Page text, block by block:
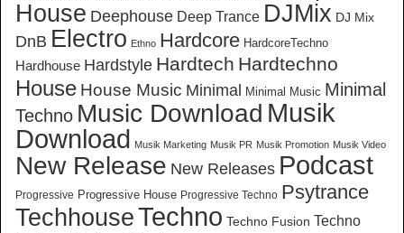
House Deephouse Deep Trance DJMix DJ Mix
DnB Electro Ethno Hardcore HardcoreTechno
Hardhouse Hardstyle Hardtech Hardtechno
House House Music Minimal Minimal Music Minimal
Techno Music Download Musik
Download
Musik Marketing Musik PR Musik Promotion Musik Video
New Release New Releases Podcast
Progressive Progressive House Progressive Techno Psytrance
TechhouseTechno Techno Fusion Techno